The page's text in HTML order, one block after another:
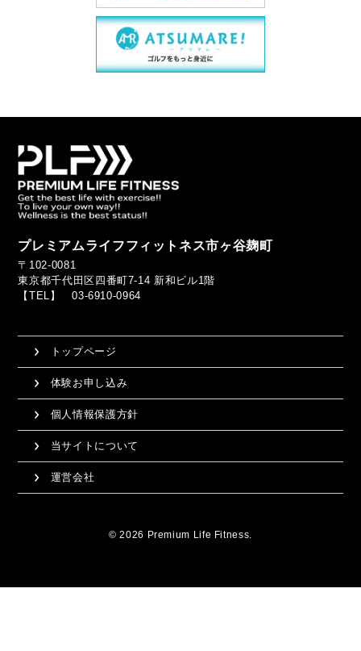
プレミアムライフフィットネス市ヶ谷麹町
〒102-0081
東京都千代田区四番町7-14 新和ビル1階
【TEL】 03-6910-0964
トップページ
体験お申し込み
個人情報保護方針
当サイトについて
運営会社
© 2026 Premium Life Fitness.